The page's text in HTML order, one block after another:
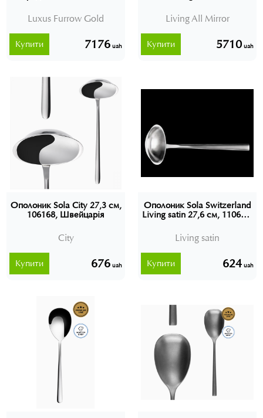
Luxus Furrow Gold
7176 uah
Купити
коробки), Швейцарія,
107111
Living All Mirror
5710 uah
Купити
Ополоник Sola City 27,3 см,
106168, Швейцарія
City
676 uah
Купити
Ополоник Sola Switzerland
Living satin 27,6 см, 110665,
Living satin
624 uah
Купити